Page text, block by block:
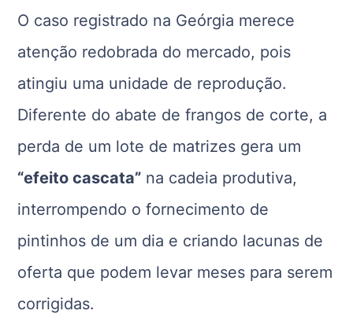
O caso registrado na Geórgia merece
atenção redobrada do mercado, pois
atingiu uma unidade de reprodução.
Diferente do abate de frangos de corte, a
perda de um lote de matrizes gera um
“efeito cascata” na cadeia produtiva,
interrompendo o fornecimento de
pintinhos de um dia e criando lacunas de
oferta que podem levar meses para serem
corrigidas.